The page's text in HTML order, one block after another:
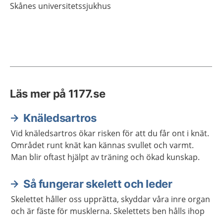
Skånes universitetssjukhus
Läs mer på 1177.se
Knäledsartros
Vid knäledsartros ökar risken för att du får ont i knät.
Området runt knät kan kännas svullet och varmt.
Man blir oftast hjälpt av träning och ökad kunskap.
Så fungerar skelett och leder
Skelettet håller oss upprätta, skyddar våra inre organ
och är fäste för musklerna. Skelettets ben hålls ihop